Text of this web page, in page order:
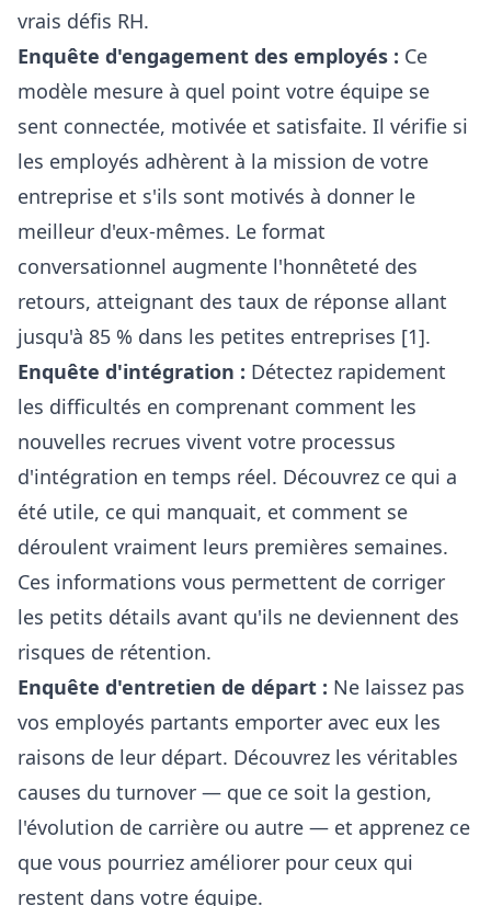
vrais défis RH.
Enquête d'engagement des employés : Ce
modèle mesure à quel point votre équipe se
sent connectée, motivée et satisfaite. Il vérifie si
les employés adhèrent à la mission de votre
entreprise et s'ils sont motivés à donner le
meilleur d'eux-mêmes. Le format
conversationnel augmente l'honnêteté des
retours, atteignant des taux de réponse allant
jusqu'à 85 % dans les petites entreprises [1].
Enquête d'intégration : Détectez rapidement
les difficultés en comprenant comment les
nouvelles recrues vivent votre processus
d'intégration en temps réel. Découvrez ce qui a
été utile, ce qui manquait, et comment se
déroulent vraiment leurs premières semaines.
Ces informations vous permettent de corriger
les petits détails avant qu'ils ne deviennent des
risques de rétention.
Enquête d'entretien de départ : Ne laissez pas
vos employés partants emporter avec eux les
raisons de leur départ. Découvrez les véritables
causes du turnover — que ce soit la gestion,
l'évolution de carrière ou autre — et apprenez ce
que vous pourriez améliorer pour ceux qui
restent dans votre équipe.